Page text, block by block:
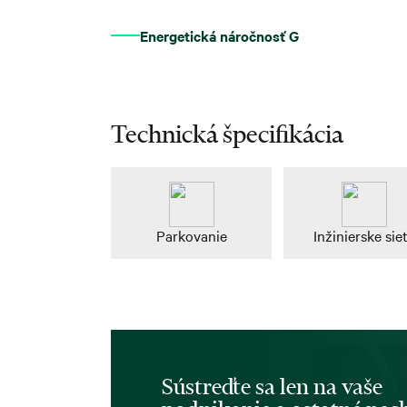
Energetická náročnosť G
Technická špecifikácia
Parkovanie Inžinierske
Sústreďte sa len na vaše